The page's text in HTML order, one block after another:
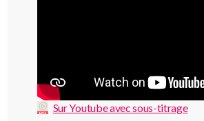
Sur Youtube avec sous-titrage